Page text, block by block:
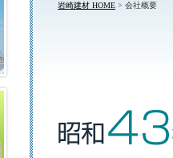
岩崎建材 HOME > 会社概要